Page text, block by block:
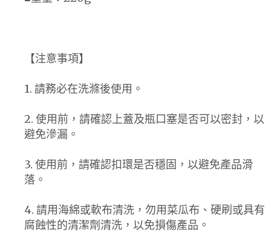
【注意事項】
1. 請務必在洗滌後使用。
2. 使用前，請確認上蓋及瓶口塞是否可以密封，以
避免滲漏。
3. 使用前，請確認扣環是否穩固，以避免產品滑
落。
4. 請用海綿或軟布清洗，勿用菜瓜布、硬刷或具有
腐蝕性的清潔劑清洗，以免損傷產品。